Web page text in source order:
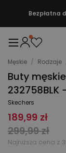
Bezpłatna
Męskie / Rodzaje
Buty
232758BLK
Skechers
189,99 zł
299,99 zł
Najniższa cena z